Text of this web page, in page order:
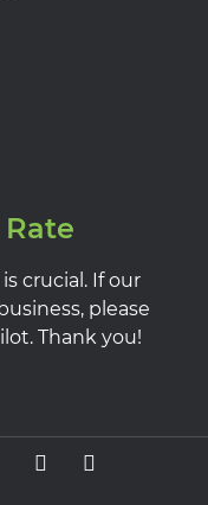
Rate
crucial. If our
please
Thank you!